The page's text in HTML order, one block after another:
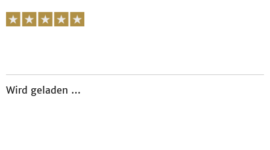
Wird geladen …